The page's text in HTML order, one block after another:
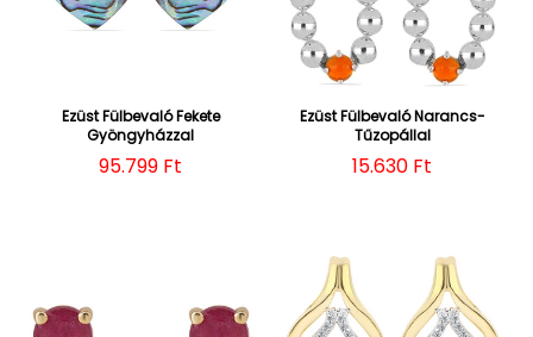
Ezüst Fülbevaló Fekete
Gyöngyházzal
Normál ár
95.799 Ft
Ezüst Fülbevaló Narancs-
Tűzopállal
Normál ár
15.630 Ft